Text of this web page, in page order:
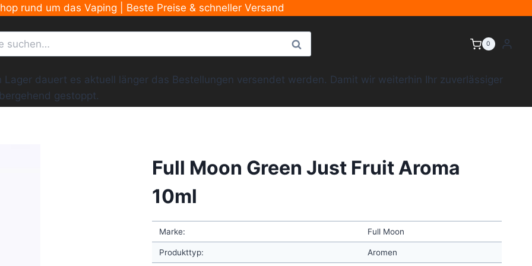
rund um das Vaping | Beste Preise & schneller Versand
Suche 0
dauert es aktuell länger das Bestellungen versendet werden. Damit wir weiterhin Ihr zuverlässiger
gestoppt.
Full Moon Green Just Fruit Aroma
10ml
Marke: Full Moon
Produkttyp: Aromen